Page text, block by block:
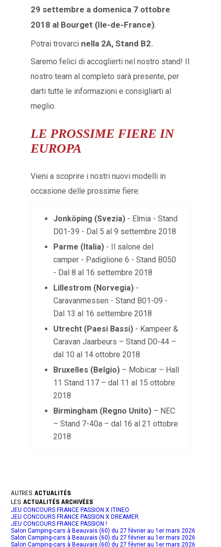
29 settembre a domenica 7 ottobre
2018 al Bourget (Ile-de-France).
Potrai trovarci nella 2A, Stand B2.
Saremo felici di accoglierti nel nostro stand! Il
nostro team al completo sarà presente, per
darti tutte le informazioni e consigliarti al
meglio.
LE PROSSIME FIERE IN
EUROPA
Vieni a scoprire i nostri nuovi modelli in
occasione delle prossime fiere:
Jonköping (Svezia) - Elmia - Stand
D01-39 - Dal 5 al 9 settembre 2018
Parme (Italia) - Il salone del
camper - Padiglione 6 - Stand B050
- Dal 8 al 16 settembre 2018
Lillestrom (Norvegia) -
Caravanmessen - Stand B01-09 -
Dal 13 al 16 settembre 2018
Utrecht (Paesi Bassi) - Kampeer &
Caravan Jaarbeurs – Stand D0-44 –
dal 10 al 14 ottobre 2018
Bruxelles (Belgio) – Mobicar – Hall
11 Stand 117 – dal 11 al 15 ottobre
2018
Birmingham (Regno Unito) – NEC
– Stand 7-40a – dal 16 al 21 ottobre
2018
AUTRESACTUALITÉS
LESACTUALITÉS ARCHIVÉES
JEU CONCOURS FRANCE PASSION X ITINEO
JEU CONCOURS FRANCE PASSION X DREAMER
JEU CONCOURS FRANCE PASSION !
Salon Camping-cars à Beauvais (60) du 27 février au 1er mars 2026
Salon Camping-cars à Beauvais (60) du 27 février au 1er mars 2026
Salon Camping-cars à Beauvais (60) du 27 février au 1er mars 2026